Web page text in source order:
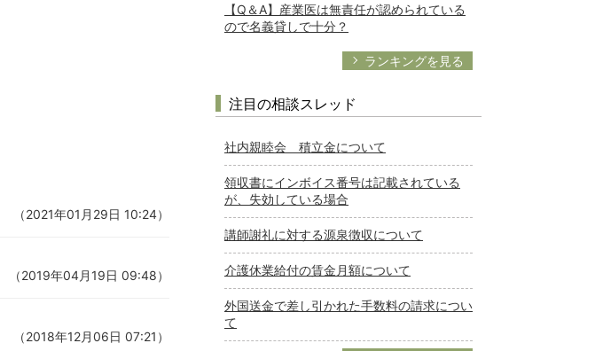
（2021年01月29日 10:24）
（2019年04月19日 09:48）
（2018年12月06日 07:21）
【Q＆A】産業医は無責任が認められている
ので名義貸しで十分？
ランキングを見る
注目の相談スレッド
社内親睦会 積立金について
領収書にインボイス番号は記載されている
が、失効している場合
講師謝礼に対する源泉徴収について
介護休業給付の賃金月額について
外国送金で差し引かれた手数料の請求につい
て